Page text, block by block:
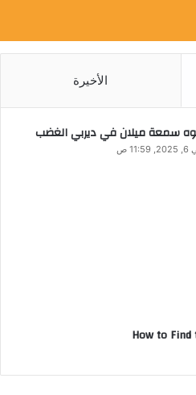
الأخيرة
سمعة ميلان في ديربي الغضب
ص
How to Find